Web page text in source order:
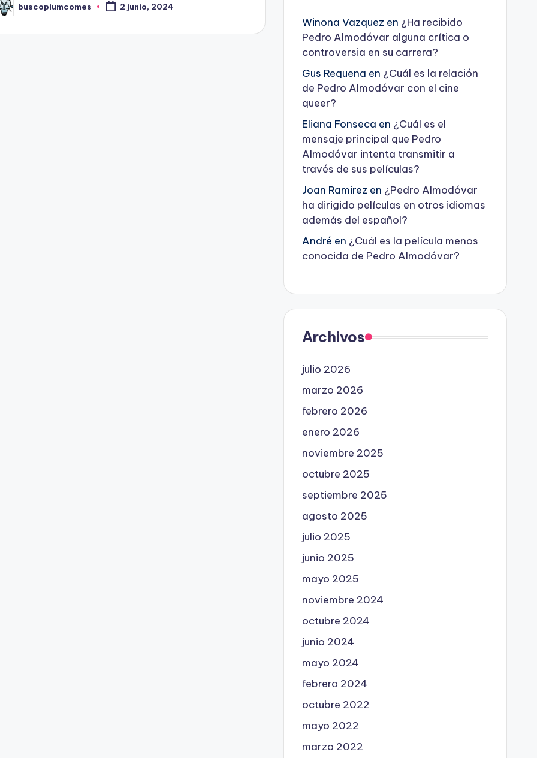
buscopiumcomes 2 junio, 2024
Winona Vazquez en ¿Ha recibido
Pedro Almodóvar alguna crítica o
controversia en su carrera?
Gus Requena en ¿Cuál es la relación
de Pedro Almodóvar con el cine
queer?
Eliana Fonseca en ¿Cuál es el
mensaje principal que Pedro
Almodóvar intenta transmitir a
través de sus películas?
Joan Ramirez en ¿Pedro Almodóvar
ha dirigido películas en otros idiomas
además del español?
André en ¿Cuál es la película menos
conocida de Pedro Almodóvar?
Archivos
julio 2026
marzo 2026
febrero 2026
enero 2026
noviembre 2025
octubre 2025
septiembre 2025
agosto 2025
julio 2025
junio 2025
mayo 2025
noviembre 2024
octubre 2024
junio 2024
mayo 2024
febrero 2024
octubre 2022
mayo 2022
marzo 2022